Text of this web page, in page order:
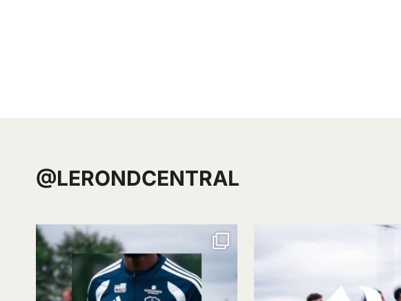
@LERONDCENTRAL